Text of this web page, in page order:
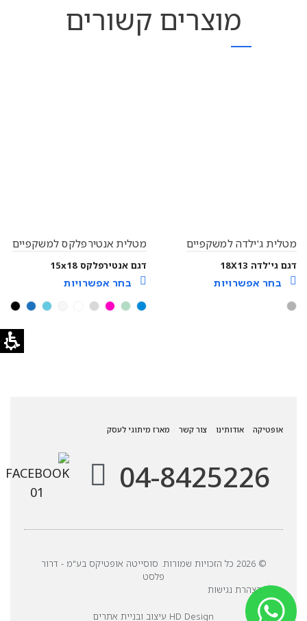
מוצרים קשורים
מטלית ג'ילדה למשקפיים
דגם גי'לדה 18X13
בחר אפשרויות
מטלית אנטירפלקס למשקפיים
דגם אנטירפלקס 15x18
בחר אפשרויות
אופטיקה אודותינו צור קשר מארז מיתוגי לעסק
04-8425226
© 2026 כל הזכויות שמורות. סוסייטה אופטיקס בע"מ - דרור
פלסט
הצהרת נגישות
HD Design עיצוב ובניית אתרים